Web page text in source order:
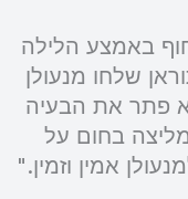
באמצע הלילה
שלחו מנעולן
30 דקות, והוא פתר את הבעיה
בחום על
אמין וזמין."